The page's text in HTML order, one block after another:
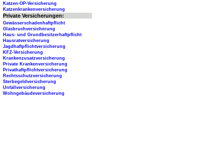
Katzen-OP-Versicherung
Katzenkrankenversicherung
Private Versicherungen:
Gewässerschadenhaftpflicht
Glasbruchversicherung
Haus- und Grundbesitzerhaftpflicht
Hausratversicherung
Jagdhaftpflichtversicherung
KFZ-Versicherung
Krankenzusatzversicherung
Private Krankenversicherung
Privathaftpflichtversicherung
Rechtsschutzversicherung
Sterbegeldversicherung
Unfallversicherung
Wohngebäudeversicherung